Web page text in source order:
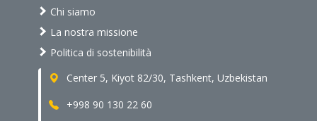
Chi siamo
La nostra missione
Politica di sostenibilità
Center 5, Kiyot 82/30, Tashkent, Uzbekistan
+998 90 130 22 60